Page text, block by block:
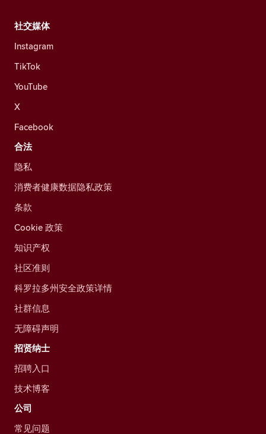
社交媒体
Instagram
TikTok
YouTube
X
Facebook
合法
隐私
消费者健康数据隐私政策
条款
Cookie 政策
知识产权
社区准则
科罗拉多州安全政策详情
社群信息
无障碍声明
招贤纳士
招聘入口
技术博客
公司
常见问题